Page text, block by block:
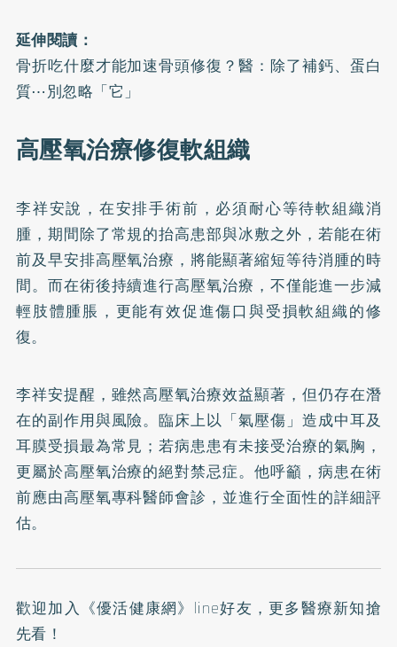
延伸閱讀：
骨折吃什麼才能加速骨頭修復？醫：除了補鈣、蛋白
質⋯別忽略「它」
高壓氧治療修復軟組織
李祥安說，在安排手術前，必須耐心等待軟組織消
腫，期間除了常規的抬高患部與冰敷之外，若能在術
前及早安排高壓氧治療，將能顯著縮短等待消腫的時
間。而在術後持續進行高壓氧治療，不僅能進一步減
輕肢體腫脹，更能有效促進傷口與受損軟組織的修
復。
李祥安提醒，雖然高壓氧治療效益顯著，但仍存在潛
在的副作用與風險。臨床上以「氣壓傷」造成中耳及
耳膜受損最為常見；若病患患有未接受治療的氣胸，
更屬於高壓氧治療的絕對禁忌症。他呼籲，病患在術
前應由高壓氧專科醫師會診，並進行全面性的詳細評
估。
歡迎加入 《優活健康網》line好友 ，更多醫療新知搶
先看！